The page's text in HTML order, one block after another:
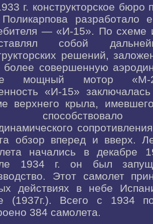
г. конструкторское бюро
разработало
— «И-15». По схеме
собой
решений,
более совершенную
мощный мотор «М-
«И-15»
верхнего крыла,
способствовало
обзор вперед и вверх.
начались в декабре
1934 г. он был
Этот самолет
действиях в небе
(1937г.). Всего с 1934
384 самолета.